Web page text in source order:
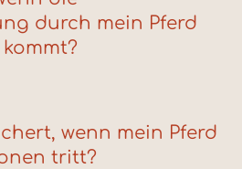
durch mein Pferd
wenn mein Pferd
tritt?